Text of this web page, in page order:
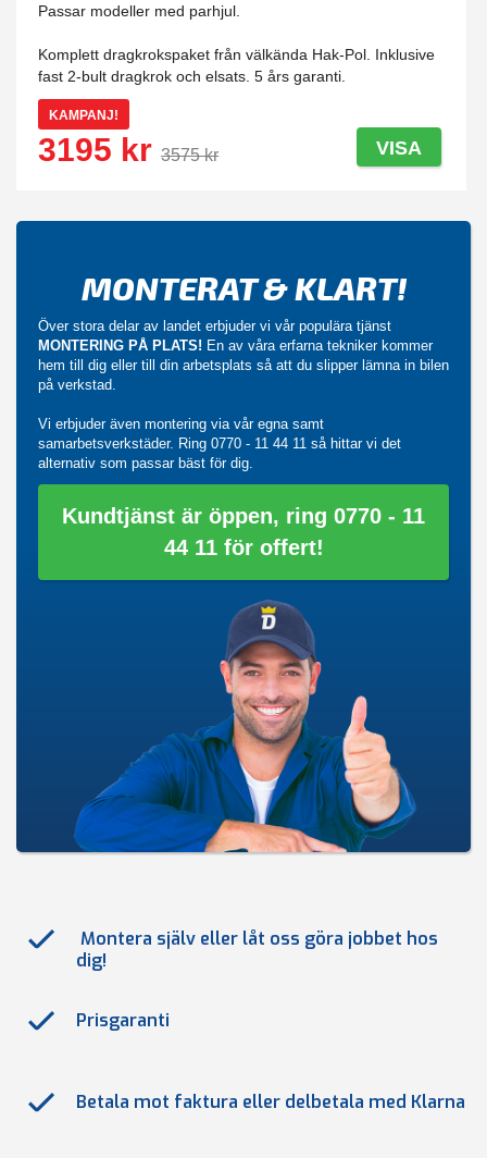
Passar modeller med parhjul.
Komplett dragkrokspaket från välkända Hak-Pol. Inklusive
fast 2-bult dragkrok och elsats. 5 års garanti.
KAMPANJ!
3195 kr 3575 kr VISA
MONTERAT & KLART!
Över stora delar av landet erbjuder vi vår populära tjänst
MONTERING PÅ PLATS! En av våra erfarna tekniker kommer
hem till dig eller till din arbetsplats så att du slipper lämna in bilen
på verkstad.
Vi erbjuder även montering via vår egna samt
samarbetsverkstäder. Ring 0770 - 11 44 11 så hittar vi det
alternativ som passar bäst för dig.
Kundtjänst är öppen, ring 0770 - 11
44 11 för offert!
Montera själv eller låt oss göra jobbet hos
dig!
Prisgaranti
Betala mot faktura eller delbetala med Klarna